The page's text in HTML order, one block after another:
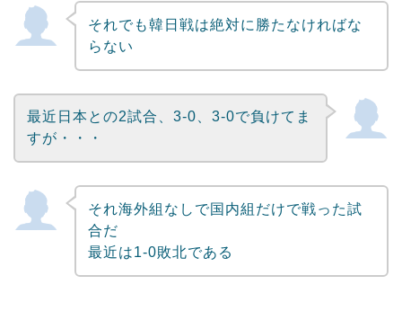
Powered by livedoor 相互RSS
それでも韓日戦は絶対に勝たなければな
らない
最近日本との2試合、3-0、3-0で負けてま
すが・・・
それ海外組なしで国内組だけで戦った試
合だ
最近は1-0敗北である